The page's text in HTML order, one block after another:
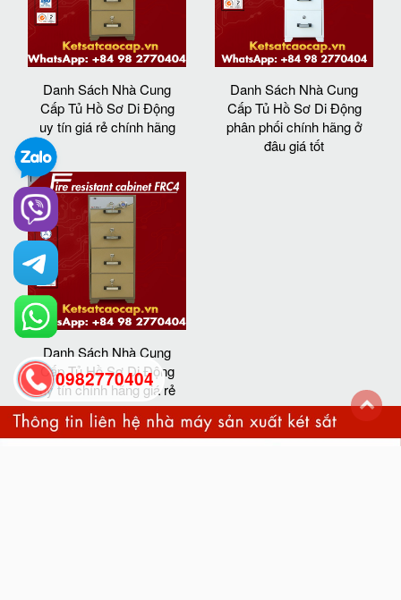
Danh Sách Nhà Cung
Cấp Tủ Hồ Sơ Di Động
uy tín giá rẻ chính hãng
Danh Sách Nhà Cung
Cấp Tủ Hồ Sơ Di Động
phân phối chính hãng ở
đâu giá tốt
Danh Sách Nhà Cung
Cấp Tủ Hồ Sơ Di Động
uy tín chính hãng giá rẻ
0982770404
back